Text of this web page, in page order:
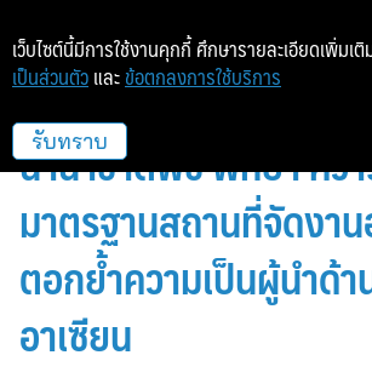
รอยัล คลิฟ และศูนย์ประชุม
นานาชาติพีช พัทยา คว้
มาตรฐานสถานที่จัดงา
ตอกย้ำความเป็นผู้นำด้า
อาเซียน
เว็บไซต์นี้มีการใช้งานคุกกี้ ศึกษารายละเอียดเพิ่มเติ
เป็นส่วนตัว และ ข้อตกลงการใช้บริการ
รับทราบ